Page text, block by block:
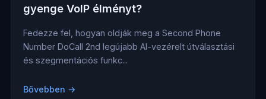
gyenge VoIP élményt?
Fedezze fel, hogyan oldják meg a Second Phone
Number DoCall 2nd legújabb AI-vezérelt útválasztási
és szegmentációs funkc...
Bővebben →